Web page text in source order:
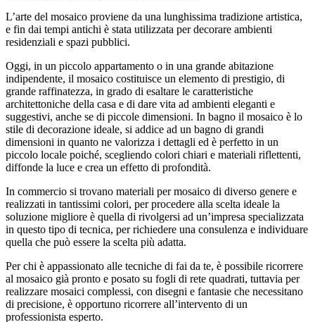
L’arte del mosaico proviene da una lunghissima tradizione artistica,
e fin dai tempi antichi è stata utilizzata per decorare ambienti
residenziali e spazi pubblici.
Oggi, in un piccolo appartamento o in una grande abitazione
indipendente, il mosaico costituisce un elemento di prestigio, di
grande raffinatezza, in grado di esaltare le caratteristiche
architettoniche della casa e di dare vita ad ambienti eleganti e
suggestivi, anche se di piccole dimensioni. In bagno il mosaico è lo
stile di decorazione ideale, si addice ad un bagno di grandi
dimensioni in quanto ne valorizza i dettagli ed è perfetto in un
piccolo locale poiché, scegliendo colori chiari e materiali riflettenti,
diffonde la luce e crea un effetto di profondità.
In commercio si trovano materiali per mosaico di diverso genere e
realizzati in tantissimi colori, per procedere alla scelta ideale la
soluzione migliore è quella di rivolgersi ad un’impresa specializzata
in questo tipo di tecnica, per richiedere una consulenza e individuare
quella che può essere la scelta più adatta.
Per chi è appassionato alle tecniche di fai da te, è possibile ricorrere
al mosaico già pronto e posato su fogli di rete quadrati, tuttavia per
realizzare mosaici complessi, con disegni e fantasie che necessitano
di precisione, è opportuno ricorrere all’intervento di un
professionista esperto.